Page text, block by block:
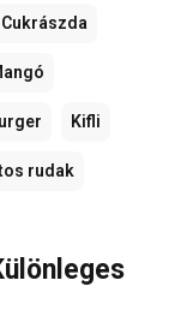
Cukrászda
Kifli
rudak